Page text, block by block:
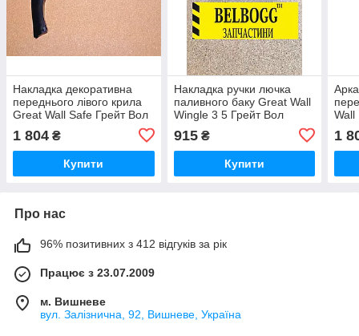
Накладка декоративна
переднього лівого крила
Great Wall Safe Грейт Вол
1 804 ₴
Купити
Накладка ручки лючка
паливного баку Great Wall
Wingle 3 5 Грейт Вол
Вингл 5 Пять Вінгл 3 Три
915₴
Купити
Wall
1
Про нас
96% позитивних з 412 відгуків за рік
Працює з 23.07.2009
м. Вишневе
вул. Залізнична, 92, Вишневе, Україна